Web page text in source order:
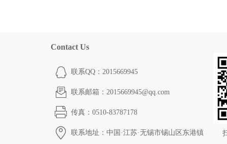
Contact Us
联系QQ：2015669945
联系邮箱：2015669945@qq.com
传真：0510-83787178
联系地址：中国·江苏·无锡市锡山区东港镇